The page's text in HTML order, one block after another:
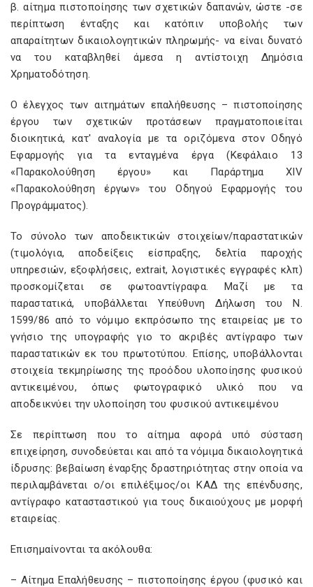
β. αίτημα πιστοποίησης των σχετικών δαπανών, ώστε -σε
περίπτωση ένταξης και κατόπιν υποβολής των
απαραίτητων δικαιολογητικών πληρωμής- να είναι δυνατό
να του καταβληθεί άμεσα η αντίστοιχη Δημόσια
Χρηματοδότηση.
Ο έλεγχος των αιτημάτων επαλήθευσης – πιστοποίησης
έργου των σχετικών προτάσεων πραγματοποιείται
διοικητικά, κατ' αναλογία με τα οριζόμενα στον Οδηγό
Εφαρμογής για τα ενταγμένα έργα (Κεφάλαιο 13
«Παρακολούθηση έργου» και Παράρτημα XIV
«Παρακολούθηση έργων» του Οδηγού Εφαρμογής του
Προγράμματος).
Το σύνολο των αποδεικτικών στοιχείων/παραστατικών
(τιμολόγια, αποδείξεις είσπραξης, δελτία παροχής
υπηρεσιών, εξοφλήσεις, extrait, λογιστικές εγγραφές κλπ)
προσκομίζεται σε φωτοαντίγραφα. Μαζί με τα
παραστατικά, υποβάλλεται Υπεύθυνη Δήλωση του Ν.
1599/86 από το νόμιμο εκπρόσωπο της εταιρείας με το
γνήσιο της υπογραφής γιο το ακριβές αντίγραφο των
παραστατικών εκ του πρωτοτύπου. Επίσης, υποβάλλονται
στοιχεία τεκμηρίωσης της προόδου υλοποίησης φυσικού
αντικειμένου, όπως φωτογραφικό υλικό που να
αποδεικνύει την υλοποίηση του φυσικού αντικειμένου
Σε περίπτωση που το αίτημα αφορά υπό σύσταση
επιχείρηση, συνοδεύεται και από τα νόμιμα δικαιολογητικά
ίδρυσης: βεβαίωση έναρξης δραστηριότητας στην οποία να
περιλαμβάνεται ο/οι επιλέξιμος/οι ΚΑΔ της επένδυσης,
αντίγραφο κατασταστικού για τους δικαιούχους με μορφή
εταιρείας.
Επισημαίνονται τα ακόλουθα:
– Αίτημα Επαλήθευσης – πιστοποίησης έργου (φυσικό και